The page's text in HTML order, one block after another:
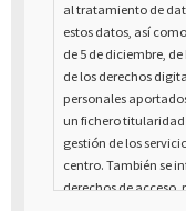
al tratamiento de
estos datos, así
de 5 de diciembre,
de los derechos
personales
un fichero titularidad
gestión de los
centro. También se
derechos de